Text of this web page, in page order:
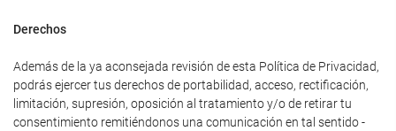
Derechos
Además de la ya aconsejada revisión de esta Política de Privacidad,
podrás ejercer tus derechos de portabilidad, acceso, rectificación,
limitación, supresión, oposición al tratamiento y/o de retirar tu
consentimiento remitiéndonos una comunicación en tal sentido -